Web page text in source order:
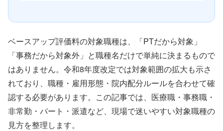
ベースアップ評価料の対象職種は、「PTだから対象」
「事務だから対象外」と職種名だけで単純に決まるもので
はありません。令和8年度改定では対象範囲の拡大も示さ
れており、職種・雇用形態・院内配分ルールを合わせて確
認する必要があります。この記事では、医療職・事務職・
非常勤・パート・派遣など、現場で迷いやすい対象職種の
見方を整理します。